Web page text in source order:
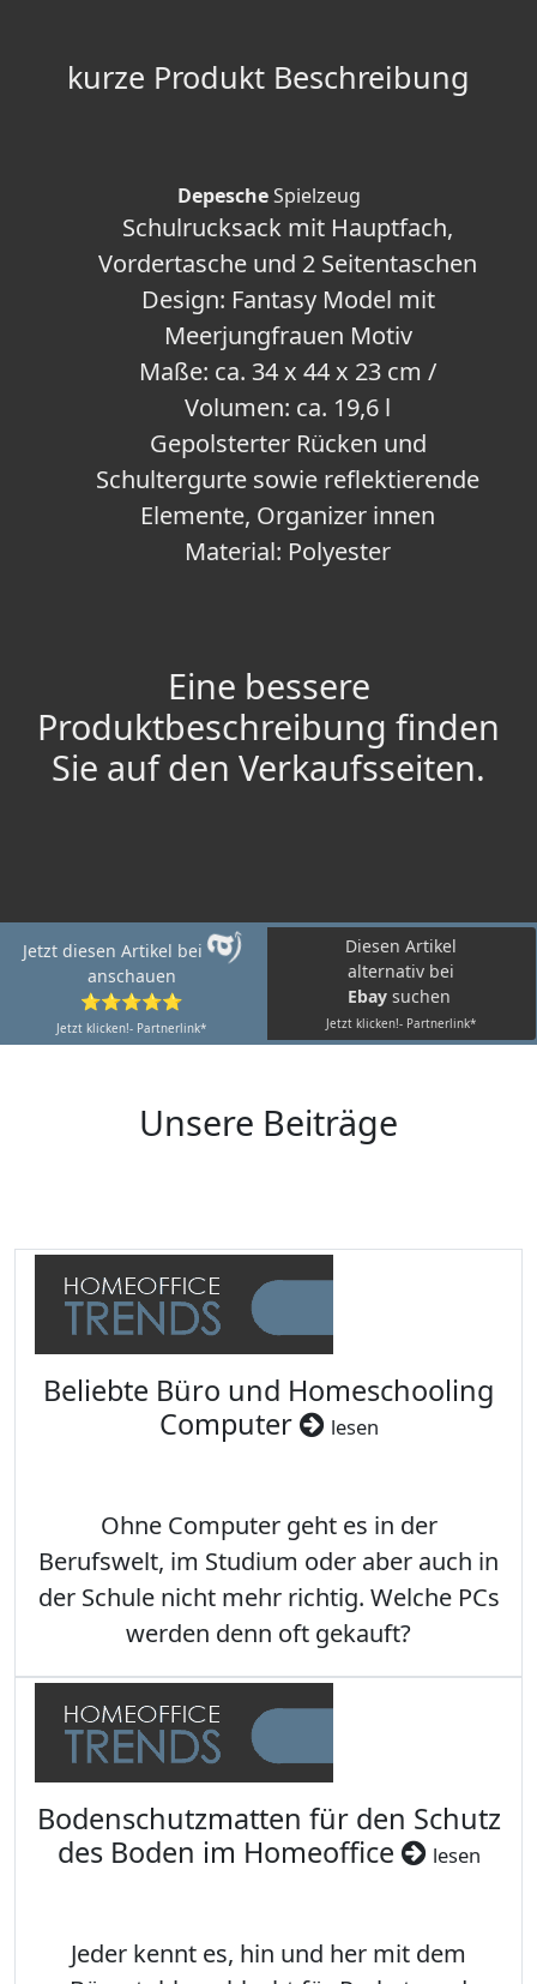
kurze Produkt Beschreibung
DepescheSpielzeug
Schulrucksack mit Hauptfach,
Vordertasche und 2 Seitentaschen
Design: Fantasy Model mit
Meerjungfrauen Motiv
Maße: ca. 34 x 44 x 23 cm /
Volumen: ca. 19,6 l
Gepolsterter Rücken und
Schultergurte sowie reflektierende
Elemente, Organizer innen
Material: Polyester
Eine bessere
Produktbeschreibung finden
Sie auf den Verkaufsseiten.
Jetzt diesen Artikel bei
anschauen
⭐⭐⭐⭐⭐
Jetzt klicken!- Partnerlink*
Diesen Artikel
alternativ bei
Ebay suchen
Jetzt klicken!- Partnerlink*
Unsere Beiträge
Beliebte Büro und Homeschooling
Computer
lesen
Ohne Computer geht es in der
Berufswelt, im Studium oder aber auch in
der Schule nicht mehr richtig. Welche PCs
werden denn oft gekauft?
Bodenschutzmatten für den Schutz
des Boden im Homeoffice
lesen
Jeder kennt es, hin und her mit dem